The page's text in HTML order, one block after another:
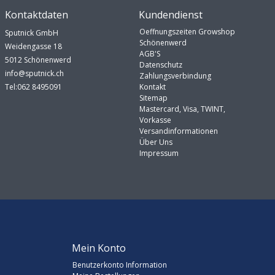
Kontaktdaten
Sputnick GmbH
Weidengasse 18
5012 Schönenwerd
info@sputnick.ch
Tel:062 8495091
Kundendienst
Oeffnungszeiten Growshop
Schönenwerd
AGB'S
Datenschutz
Zahlungsverbindung
Kontakt
Sitemap
Mastercard, Visa, TWINT,
Vorkasse
Versandinformationen
Über Uns
Impressum
Mein Konto
Benutzerkonto Information